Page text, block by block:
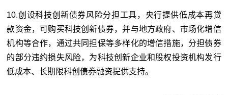
10.创设科技创新债券风险分担工具，央行提供低成本再贷
款资金，可购买科技创新债券，并与地方政府、市场化增信
机构等合作，通过共同担保等多样化的增信措施，分担债券
的部分违约损失风险，为科技创新企业和股权投资机构发行
低成本、长期限科创债券融资提供支持。